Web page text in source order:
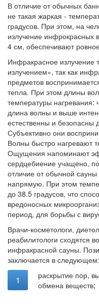
В отличие от обычных
не такая жаркая -
градусов. При этом, на
излучение инфрокрасных
4 см, обеспечивают
Инфракрасное излучение
излучением», так как
предметов
тепла. При этом длины
температуры
длина волны и выше
естественны и безопасны
Субъективно они
Волны быстро нагревают
Ощущения напоминают
сердцебиение учащено,
отличие от обычной
напрямую. При этом
до 38.5 градусов, что
вредоносных
период, для борьбы с
Врачи-косметологи,
реабилитологи сходятся
инфракрасной сауны.
заключается в следующем:
раскрытие пор,
обмена веществ;